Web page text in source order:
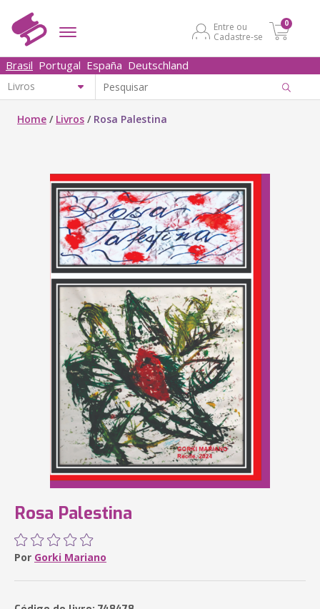
Entre ou
Cadastre-se
0
Brasil Portugal España Deutschland
Home / Livros / Rosa Palestina
Rosa Palestina
Por Gorki Mariano